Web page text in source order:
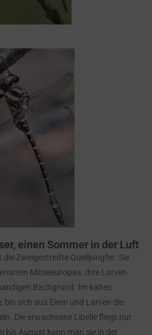
einen Sommer in der Luft
Zweigestreifte Quelljungfer. Sie
Mitteleuropas. Ihre Larven
Bachgrund. Im kalten
bis sich aus Eiern und Larven die
Die erwachsene Libelle fliegt nur
bis August kann man sie in der